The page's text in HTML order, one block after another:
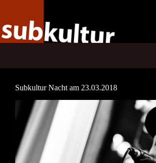
Subkultur Nacht am 23.03.2018